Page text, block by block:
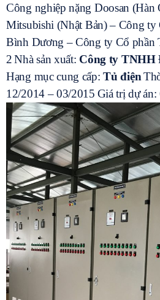
Công nghiệp nặng Doosan (Hàn
Mitsubishi (Nhật Bản) – Công ty
Bình Dương – Công ty Cổ
2 Nhà sản xuất: Công ty TNHH
Hạng mục cung cấp:Tủ điện
12/2014 – 03/2015 Giá trị dự